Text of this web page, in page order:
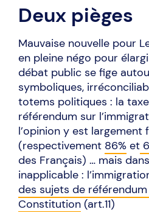
Deux pièges
Mauvaise nouvelle pour
en pleine négo pour
débat public se fige
symboliques,
totems politiques : la
référendum sur
l’opinion y est largement
(respectivement 86% et
des Français) … mais
inapplicable :
des sujets de
Constitution (art.11)